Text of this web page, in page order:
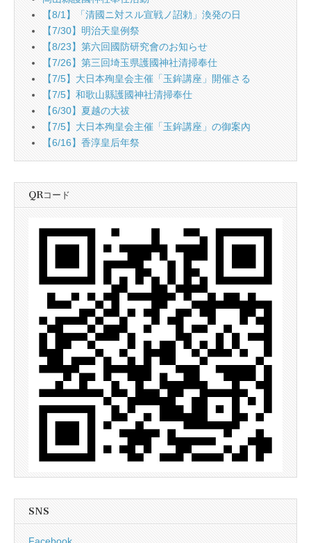
【8/1】「清國ニ対スル宣戦ノ詔勅」渙発の日
【7/30】明治天皇例祭
【8/23】第六回國防研究會のお知らせ
【7/26】第三回埼玉県護國神社清掃奉仕
【7/5】大日本殉皇会主催「玉鉾講座」開催さる
【7/5】和歌山縣護國神社清掃奉仕
【6/30】夏越の大祓
【7/5】大日本殉皇会主催「玉鉾講座」の御案內
【6/16】香淳皇后年祭
QRコード
SNS